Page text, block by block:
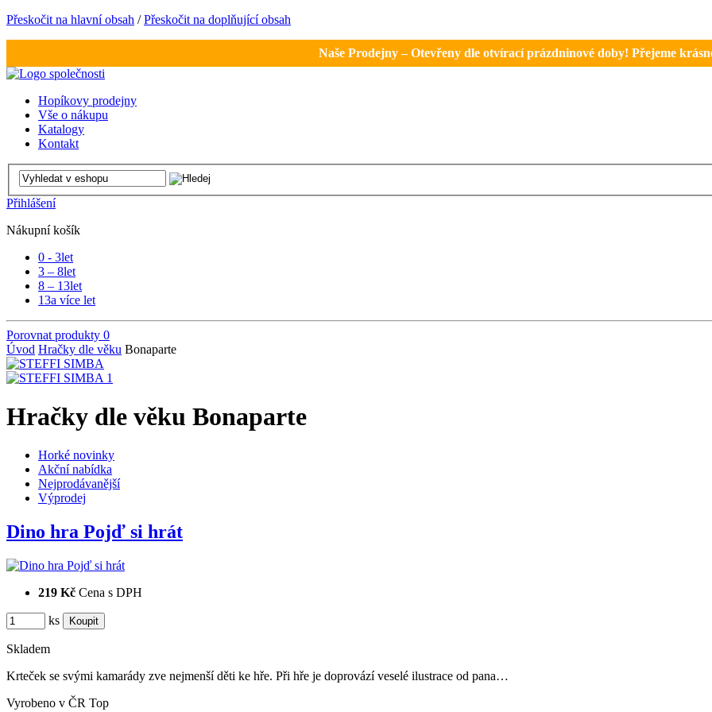
Přeskočit na hlavní obsah /Přeskočit na doplňující obsah
Naše Prodejny – Otevřeny dle otvírací prázdninové doby! Přejeme
Hopíkovy prodejny
Vše o nákupu
Katalogy
Kontakt
Přihlášení
Nákupní košík
0 - 3let
3 – 8let
8 – 13let
13a více let
Porovnat produkty 0
Úvod Hračky dle věku Bonaparte
Hračky dle věku Bonaparte
Horké novinky
Akční nabídka
Nejprodávanější
Výprodej
Dino hra Pojď si hrát
219 Kč Cena s DPH
ks
Skladem
Krteček se svými kamarády zve nejmenší děti ke hře. Při hře je doprovází veselé ilustrace od pana…
Vyrobeno v ČR Top